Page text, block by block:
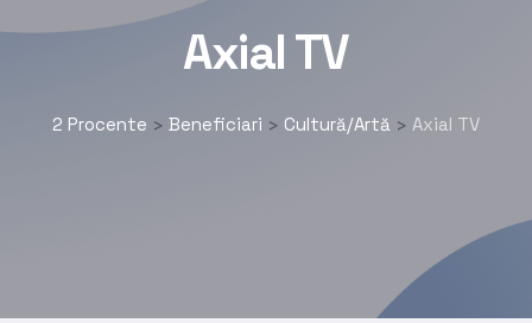
Axial TV
2 Procente > Beneficiari > Cultură/Artă > Axial TV